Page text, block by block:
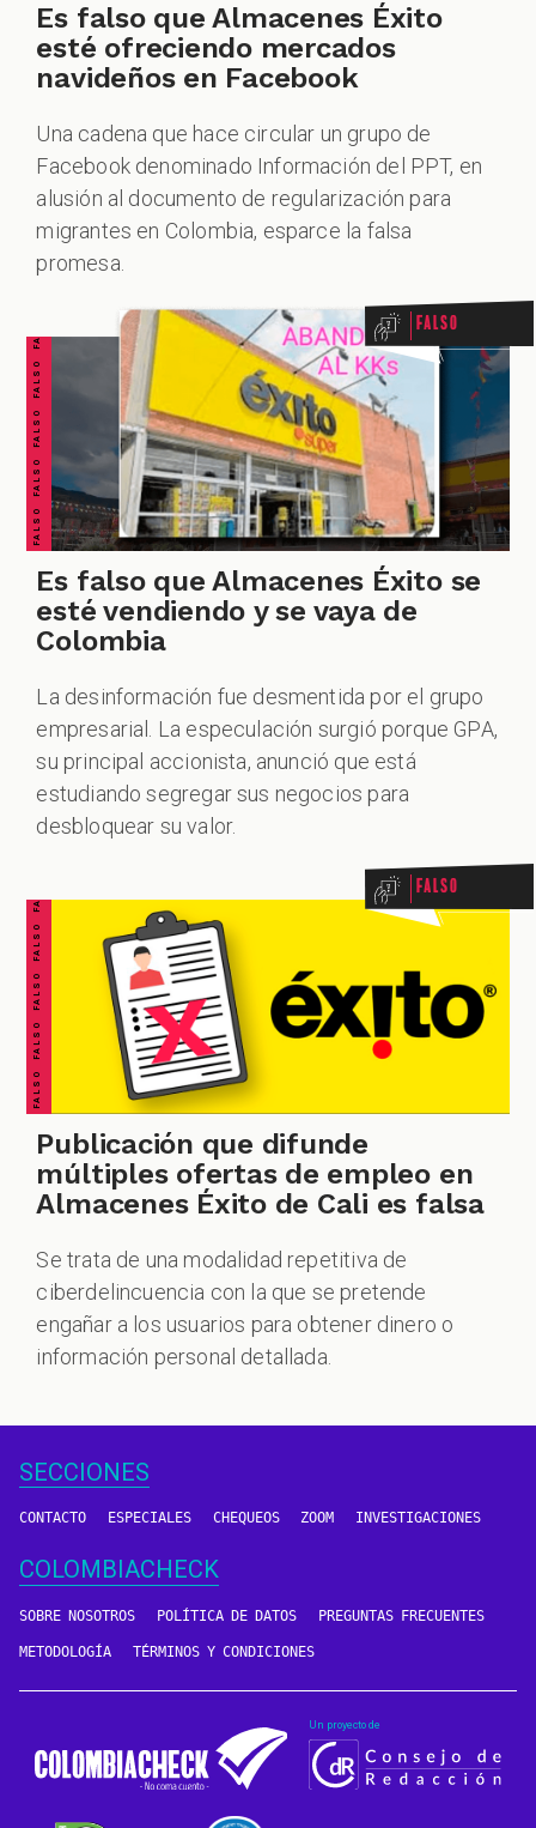
Es falso que Almacenes Éxito
esté ofreciendo mercados
navideños en Facebook
Una cadena que hace circular un grupo de
Facebook denominado Información del PPT, en
alusión al documento de regularización para
migrantes en Colombia, esparce la falsa
promesa.
FALSO FALSO FALSO FALSO FALSO FALSO FALSO Falso
Es falso que Almacenes Éxito se
esté vendiendo y se vaya de
Colombia
La desinformación fue desmentida por el grupo
empresarial. La especulación surgió porque GPA,
su principal accionista, anunció que está
estudiando segregar sus negocios para
desbloquear su valor.
FALSO FALSO FALSO FALSO FALSO FALSO FALSO Falso
Publicación que difunde
múltiples ofertas de empleo en
Almacenes Éxito de Cali es falsa
Se trata de una modalidad repetitiva de
ciberdelincuencia con la que se pretende
engañar a los usuarios para obtener dinero o
información personal detallada.
SECCIONES
CONTACTO ESPECIALES CHEQUEOS ZOOM INVESTIGACIONES
COLOMBIACHECK
SOBRE NOSOTROS POLÍTICA DE DATOS PREGUNTAS FRECUENTES
METODOLOGÍA TÉRMINOS Y CONDICIONES
Un proyecto de